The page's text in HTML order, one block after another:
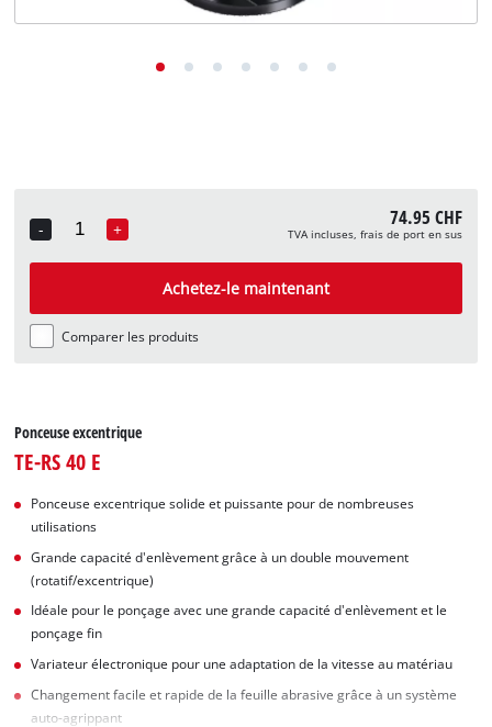
-
Quantity
+ 74.95 CHF
TVA incluses, frais de port en sus
Achetez-le maintenant
Comparer les produits
Ponceuse excentrique
TE-RS 40 E
Ponceuse excentrique solide et puissante pour de nombreuses
utilisations
Grande capacité d'enlèvement grâce à un double mouvement
(rotatif/excentrique)
Idéale pour le ponçage avec une grande capacité d'enlèvement et le
ponçage fin
Variateur électronique pour une adaptation de la vitesse au matériau
Changement facile et rapide de la feuille abrasive grâce à un système
auto-agrippant